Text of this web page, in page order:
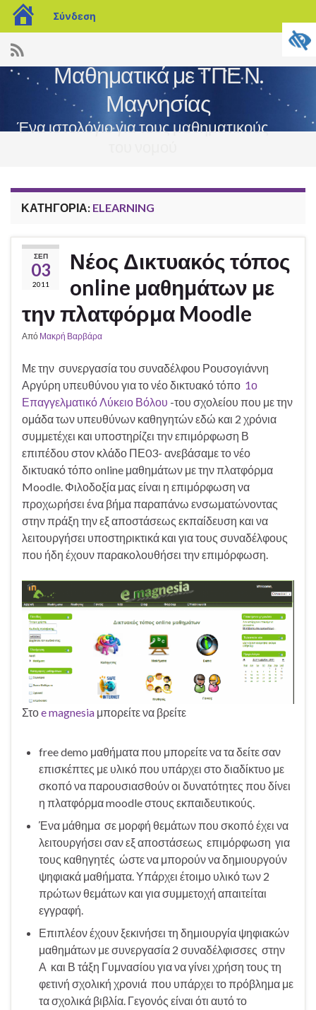
blogs.sch.gr
Σύνδεση
Μαθηματικά με ΤΠΕ Ν.
Μαγνησίας
Ένα ιστολόγιο για τους μαθηματικούς
ΚΑΤΗΓΟΡΊΑ: ELEARNING
ΣΕΠ
03
2011
Νέος Δικτυακός τόπος
online μαθημάτων με
την πλατφόρμα Moodle
Από Μακρή Βαρβάρα
Με την συνεργασία του συναδέλφου Ρουσογιάννη
Αργύρη υπευθύνου για το νέο δικτυακό τόπο 1ο
Επαγγελματικό Λύκειο Βόλου -του σχολείου που με την
ομάδα των υπευθύνων καθηγητών εδώ και 2 χρόνια
συμμετέχει και υποστηρίζει την επιμόρφωση Β
επιπέδου στον κλάδο ΠΕ03- ανεβάσαμε το νέο
δικτυακό τόπο online μαθημάτων με την πλατφόρμα
Moodle. Φιλοδοξία μας είναι η επιμόρφωση να
προχωρήσει ένα βήμα παραπάνω ενσωματώνοντας
στην πράξη την εξ αποστάσεως εκπαίδευση και να
λειτουργήσει υποστηρικτικά και για τους συναδέλφους
που ήδη έχουν παρακολουθήσει την επιμόρφωση.
Στοe magnesia μπορείτε να βρείτε
free demo μαθήματα που μπορείτε να τα δείτε σαν
επισκέπτες με υλικό που υπάρχει στο διαδίκτυο με
σκοπό να παρουσιασθούν οι δυνατότητες που δίνει
η πλατφόρμα moodle στους εκπαιδευτικούς.
Ένα μάθημα σε μορφή θεμάτων που σκοπό έχει να
λειτουργήσει σαν εξ αποστάσεως επιμόρφωση για
τους καθηγητές ώστε να μπορούν να δημιουργούν
ψηφιακά μαθήματα. Υπάρχει έτοιμο υλικό των 2
πρώτων θεμάτων και για συμμετοχή απαιτείται
εγγραφή.
Επιπλέον έχουν ξεκινήσει τη δημιουργία ψηφιακών
μαθημάτων με συνεργασία 2 συναδέλφισσες στην
Α και Β τάξη Γυμνασίου για να γίνει χρήση τους τη
φετινή σχολική χρονιά που υπάρχει το πρόβλημα με
τα σχολικά βιβλία. Γεγονός είναι ότι αυτό το